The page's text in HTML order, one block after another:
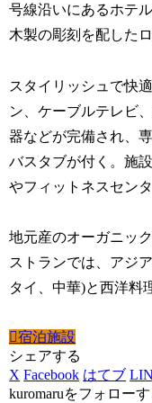
号線沿いにあるホテ
木製の彫刻を配した
スタイリッシュで快
ン、ケーブルテレビ
器などが完備され、
バスタブが付く。施
やフィットネスセンタ
地元産のオーガニッ
ストランでは、アジ
タイ、中華)と西洋料
宿泊施設
シェアする
X Facebook はてブ
kuromaruをフォローす